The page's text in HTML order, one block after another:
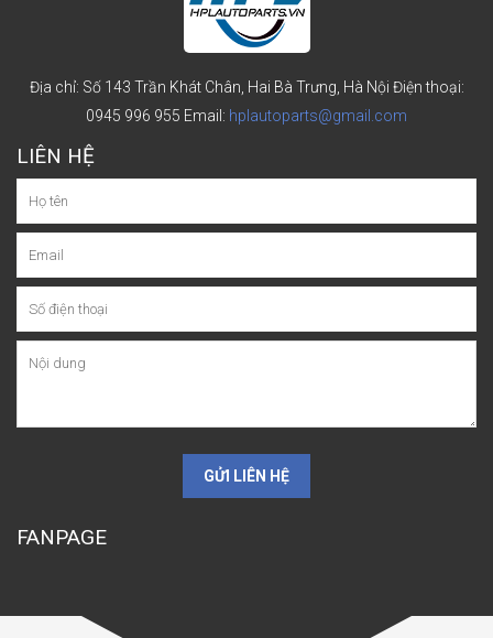
Địa chỉ: Số 143 Trần Khát Chân, Hai Bà Trưng, Hà Nội Điện thoại:
0945 996 955 Email: hplautoparts@gmail.com
LIÊN HỆ
GỬI LIÊN HỆ
FANPAGE